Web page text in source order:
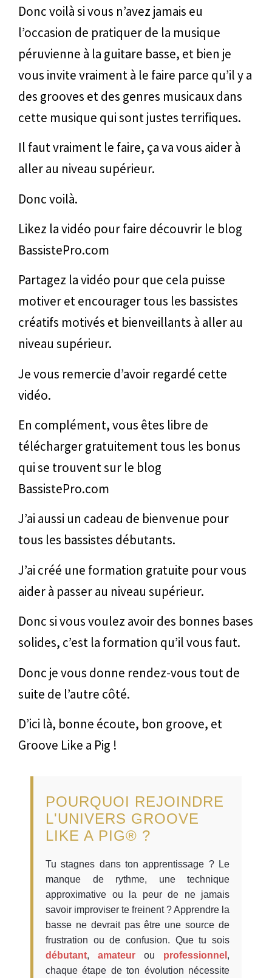
Donc voilà si vous n’avez jamais eu
l’occasion de pratiquer de la musique
péruvienne à la guitare basse, et bien je
vous invite vraiment à le faire parce qu’il y a
des grooves et des genres musicaux dans
cette musique qui sont justes terrifiques.
Il faut vraiment le faire, ça va vous aider à
aller au niveau supérieur.
Donc voilà.
Likez la vidéo pour faire découvrir le blog
BassistePro.com
Partagez la vidéo pour que cela puisse
motiver et encourager tous les bassistes
créatifs motivés et bienveillants à aller au
niveau supérieur.
Je vous remercie d’avoir regardé cette
vidéo.
En complément, vous êtes libre de
télécharger gratuitement tous les bonus
qui se trouvent sur le blog
BassistePro.com
J’ai aussi un cadeau de bienvenue pour
tous les bassistes débutants.
J’ai créé une formation gratuite pour vous
aider à passer au niveau supérieur.
Donc si vous voulez avoir des bonnes bases
solides, c’est la formation qu’il vous faut.
Donc je vous donne rendez-vous tout de
suite de l’autre côté.
D’ici là, bonne écoute, bon groove, et
Groove Like a Pig !
POURQUOI REJOINDRE
L'UNIVERS GROOVE
LIKE A PIG® ?
Tu stagnes dans ton apprentissage ? Le
manque de rythme, une technique
approximative ou la peur de ne jamais
savoir improviser te freinent ? Apprendre la
basse ne devrait pas être une source de
frustration ou de confusion. Que tu sois
débutant, amateur ou professionnel ,
chaque étape de ton évolution nécessite